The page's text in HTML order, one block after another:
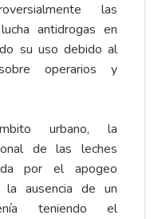
las
antidrogas en
su uso debido al
operarios y
urbano, la
de las leches
por el apogeo
la ausencia de un
teniendo el